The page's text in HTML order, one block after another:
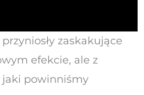
zaskakujące
efekcie, ale z
jaki powinniśmy